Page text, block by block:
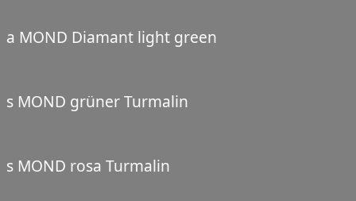
a MOND Diamant light green
s MOND grüner Turmalin
s MOND rosa Turmalin